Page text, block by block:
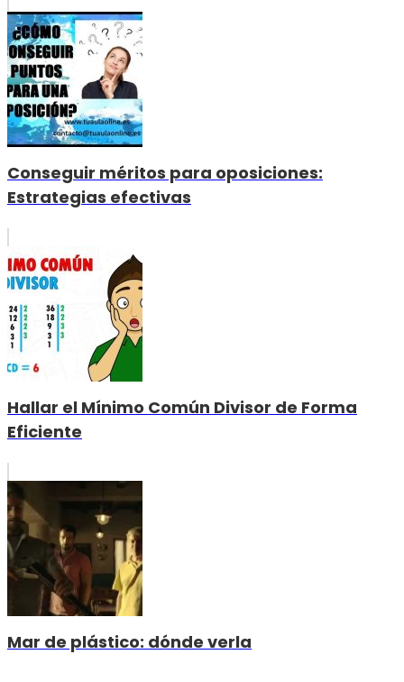
Conseguir méritos para oposiciones:
Estrategias efectivas
Hallar el Mínimo Común Divisor de Forma
Eficiente
Mar de plástico: dónde verla